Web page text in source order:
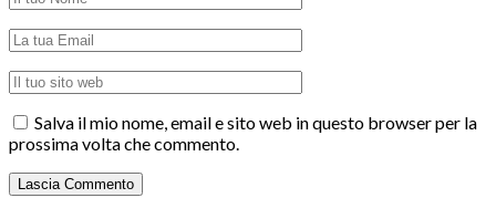
Salva il mio nome, email e sito web in questo browser per la
prossima volta che commento.